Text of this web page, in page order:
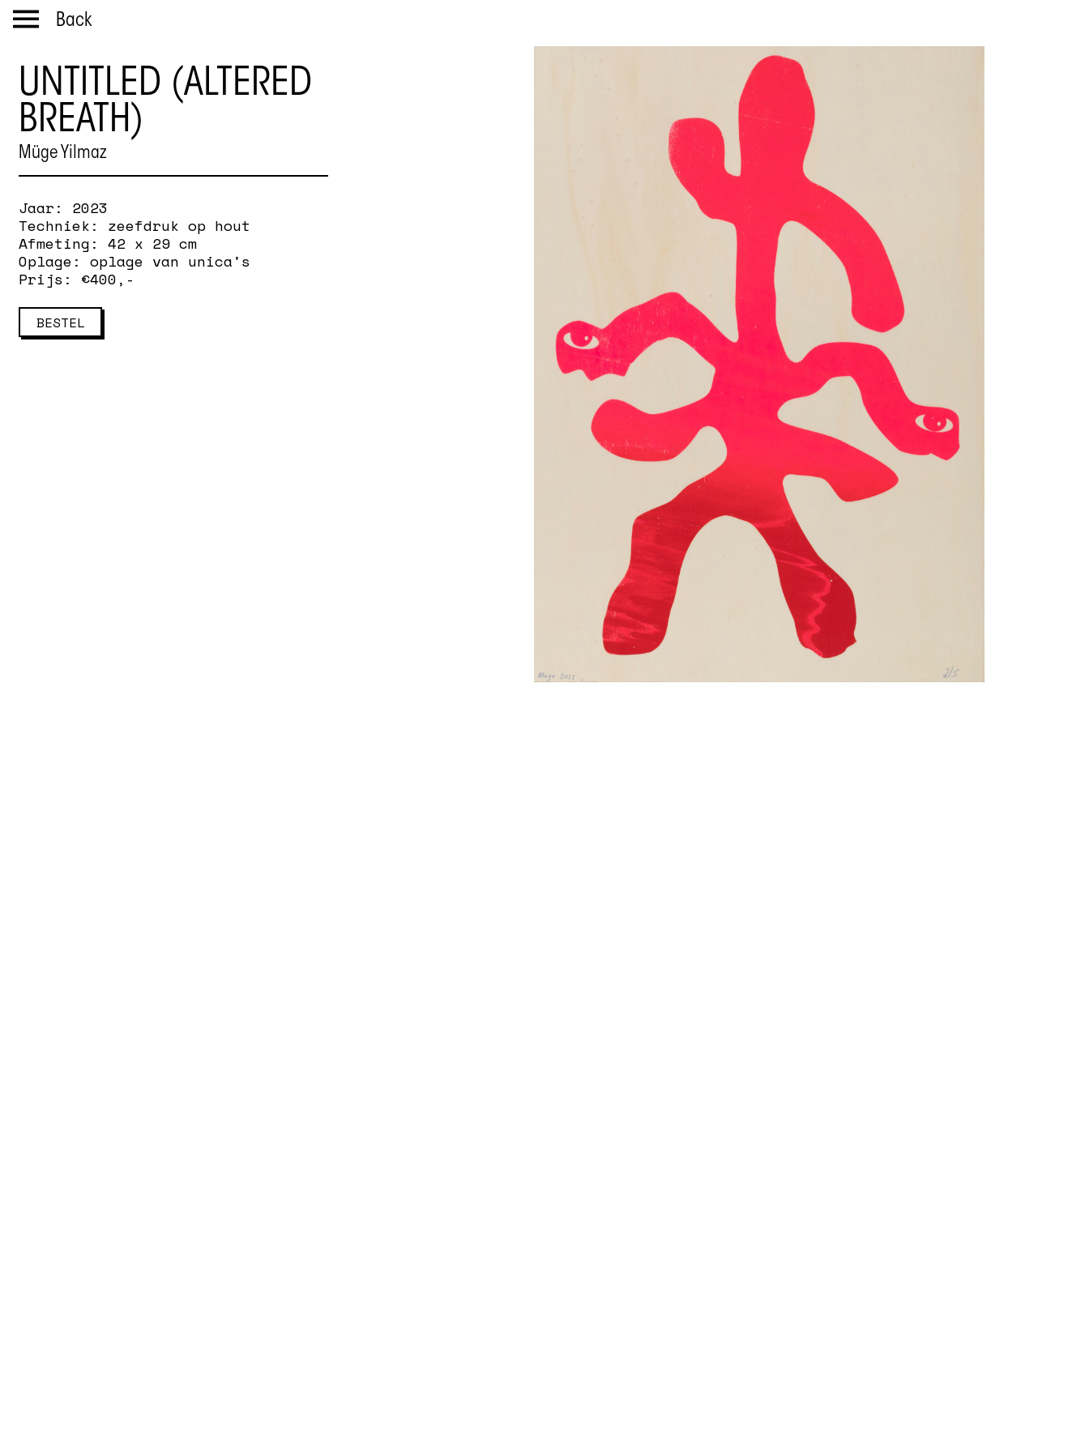
Back
UNTITLED (ALTERED
BREATH)
Müge Yilmaz
Jaar: 2023
Techniek: zeefdruk op hout
Afmeting:42 x 29 cm
Oplage:oplage van unica's
Prijs: €400,-
BESTEL